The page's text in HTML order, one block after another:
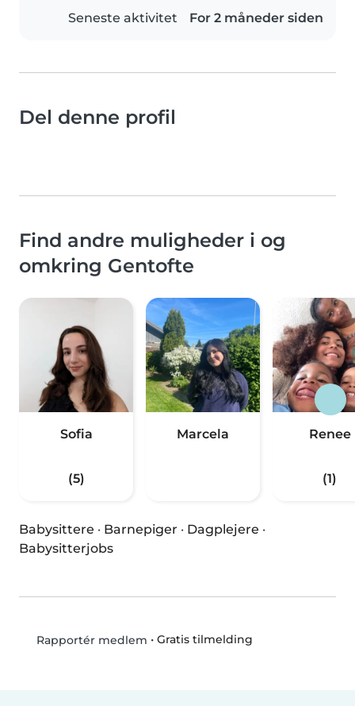
Seneste aktivitet For 2 måneder siden
Del denne profil
Find andre muligheder i og
omkring Gentofte
Sofia
(5)
Marcela Renee
(1)
Babysittere · Barnepiger · Dagplejere ·
Babysitterjobs
Rapportér medlem • Gratis tilmelding